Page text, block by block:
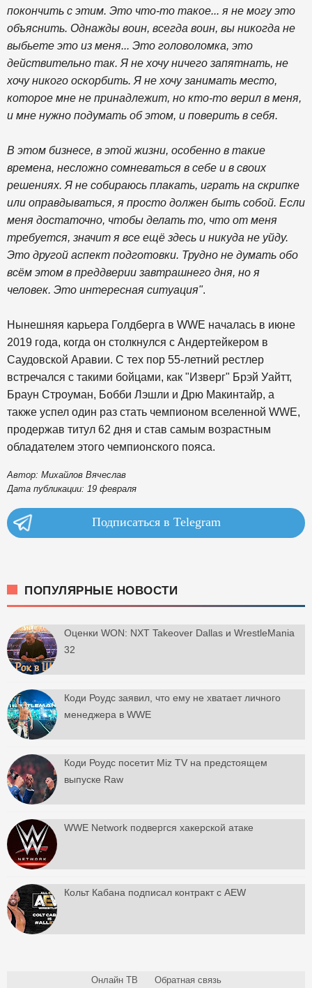
покончить с этим. Это что-то такое... я не могу это
объяснить. Однажды воин, всегда воин, вы никогда не
выбьете это из меня... Это головоломка, это
действительно так. Я не хочу ничего запятнать, не
хочу никого оскорбить. Я не хочу занимать место,
которое мне не принадлежит, но кто-то верил в меня,
и мне нужно подумать об этом, и поверить в себя.
В этом бизнесе, в этой жизни, особенно в такие
времена, несложно сомневаться в себе и в своих
решениях. Я не собираюсь плакать, играть на скрипке
или оправдываться, я просто должен быть собой. Если
меня достаточно, чтобы делать то, что от меня
требуется, значит я все ещё здесь и никуда не уйду.
Это другой аспект подготовки. Трудно не думать обо
всём этом в преддверии завтрашнего дня, но я
человек. Это интересная ситуация".
Нынешняя карьера Голдберга в WWE началась в июне
2019 года, когда он столкнулся с Андертейкером в
Саудовской Аравии. С тех пор 55-летний рестлер
встречался с такими бойцами, как "Изверг" Брэй Уайтт,
Браун Строуман, Бобби Лэшли и Дрю Макинтайр, а
также успел один раз стать чемпионом вселенной WWE,
продержав титул 62 дня и став самым возрастным
обладателем этого чемпионского пояса.
Автор: Михайлов Вячеслав
Дата публикации: 19 февраля
Подписаться в Telegram
ПОПУЛЯРНЫЕ НОВОСТИ
Оценки WON: NXT Takeover Dallas и WrestleMania
32
Коди Роудс заявил, что ему не хватает личного
менеджера в WWE
Коди Роудс посетит Miz TV на предстоящем
выпуске Raw
WWE Network подвергся хакерской атаке
Кольт Кабана подписал контракт с AEW
Онлайн ТВ Обратная связь